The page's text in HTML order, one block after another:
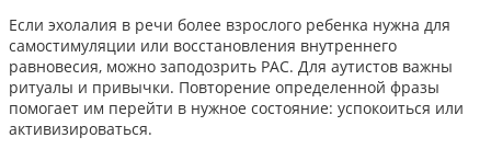
Если эхолалия в речи более взрослого ребенка нужна для
самостимуляции или восстановления внутреннего
равновесия, можно заподозрить РАС. Для аутистов важны
ритуалы и привычки. Повторение определенной фразы
помогает им перейти в нужное состояние: успокоиться или
активизироваться.